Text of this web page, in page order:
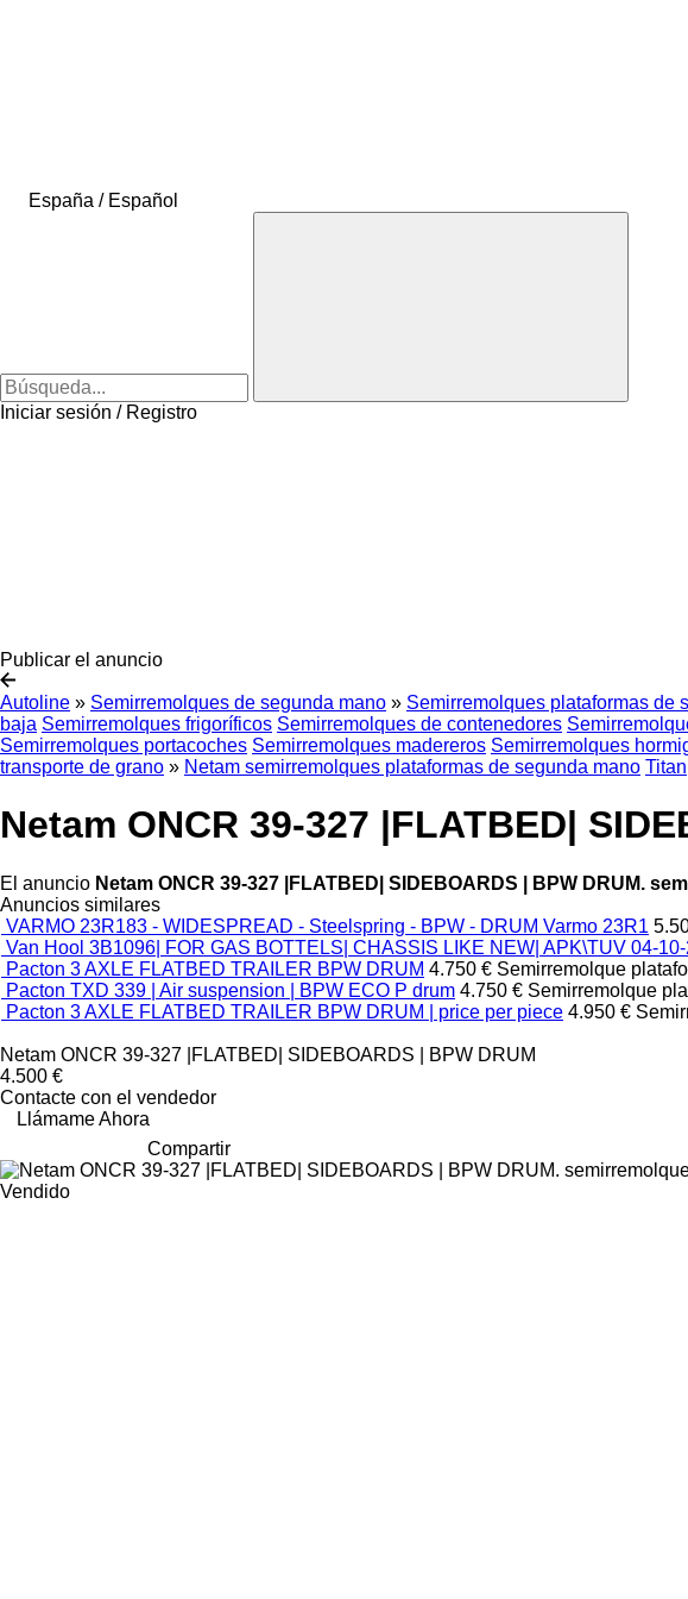
España / Español
Iniciar sesión / Registro
Publicar el anuncio
Autoline » Semirremolques de segunda mano » Semirremolques plataformas de
baja Semirremolques frigoríficos Semirremolques de contenedores
Semirremolques portacoches Semirremolques madereros Semirremolques
transporte de grano » Netam semirremolques plataformas de segunda mano Titan
Netam ONCR 39-327 |FLATBED|
El anuncio Netam ONCR 39-327 |FLATBED| SIDEBOARDS | BPW DRUM.
Anuncios similares
VARMO 23R183 - WIDESPREAD - Steelspring - BPW - DRUM Varmo 23R1
Van Hool 3B1096| FOR GAS BOTTELS| CHASSIS LIKE NEW| APK\TUV 04-
Pacton 3 AXLE FLATBED TRAILER BPW DRUM 4.750 € Semirremolque
Pacton TXD 339 | Air suspension | BPW ECO P drum 4.750 € Semirremolque
Pacton 3 AXLE FLATBED TRAILER BPW DRUM | price per piece 4.950 €
Netam ONCR 39-327 |FLATBED| SIDEBOARDS | BPW DRUM
4.500 €
Contacte con el vendedor
Llámame Ahora
Compartir
Vendido